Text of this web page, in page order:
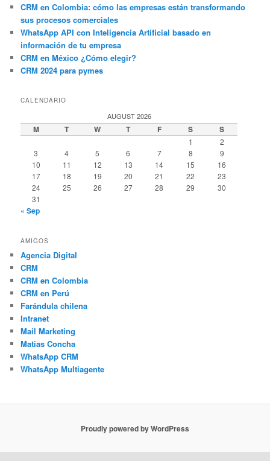
CRM en Colombia: cómo las empresas están transformando
sus procesos comerciales
WhatsApp API con Inteligencia Artificial basado en
información de tu empresa
CRM en México ¿Cómo elegir?
CRM 2024 para pymes
CALENDARIO
AUGUST 2026
M T W T F S S
1
2
3
4 5 6 7 8
9
10
11 12 13 14 15
16
17
18 19 20 21 22
23
24
25 26 27 28 29
30
31
« Sep
AMIGOS
Agencia Digital
CRM
CRM en Colombia
CRM en Perú
Farándula chilena
Intranet
Mail Marketing
Matias Concha
WhatsApp CRM
WhatsApp Multiagente
Proudly powered by WordPress